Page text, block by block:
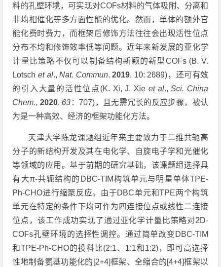
料的孔壁环境，可实现对COFs材料的气体吸附、分离和
非均相催化等多方面性能的优化。然而，单体的额外官
能化费时费力，而框架后修饰方法往往会出现活性位点
分布不均和修饰效率低等问题。近年来新发展的亚化学
计量比策略不仅可以制备结构新颖的新型COFs (B. V.
Lotschet al.,Nat. Commun.2019, 10: 2689)，还可有效
的引入大量的活性位点 (K. Xi, J. Xie et al.,Sci. China
Chem., 2020, 63 ：707)，且无需冗长的反应步骤，被认
为是一种高效、经济的框架功能化方法。
天津大学陈龙课题组近年来主要致力于二维共轭高
分子的新结构开发及其在电化学、自旋电子学和光催化
等领域的应用。基于前期的研究基础，该课题组选择具
有大π-共轭结构的 DBC-TIM构筑单元与明星单体TPE-
Ph-CHO进行缩聚反应。由于DBC单元和TPE两个构筑
单元在特定的条件下均可作为四连接位点或线性二连接
位点，该工作成功实现了通过亚化学计量比策略对2D-
COFs孔壁环境的选择性调控。通过简单改变 DBC-TIM
和TPE-Ph-CHO的投料比(2:1、 1:1和 1:2)，即可高选择
性地制备氨基功能化的 [2+4]框架、全缩合的[4+4]框架以